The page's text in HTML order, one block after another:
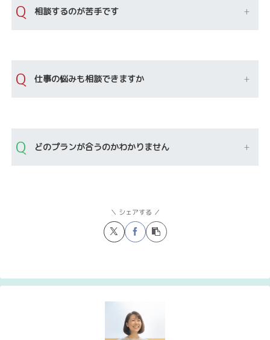
Q 相談するのが苦手です
Q 仕事の悩みも相談できますか
Q どのプランが合うのかわかりません
シェアする